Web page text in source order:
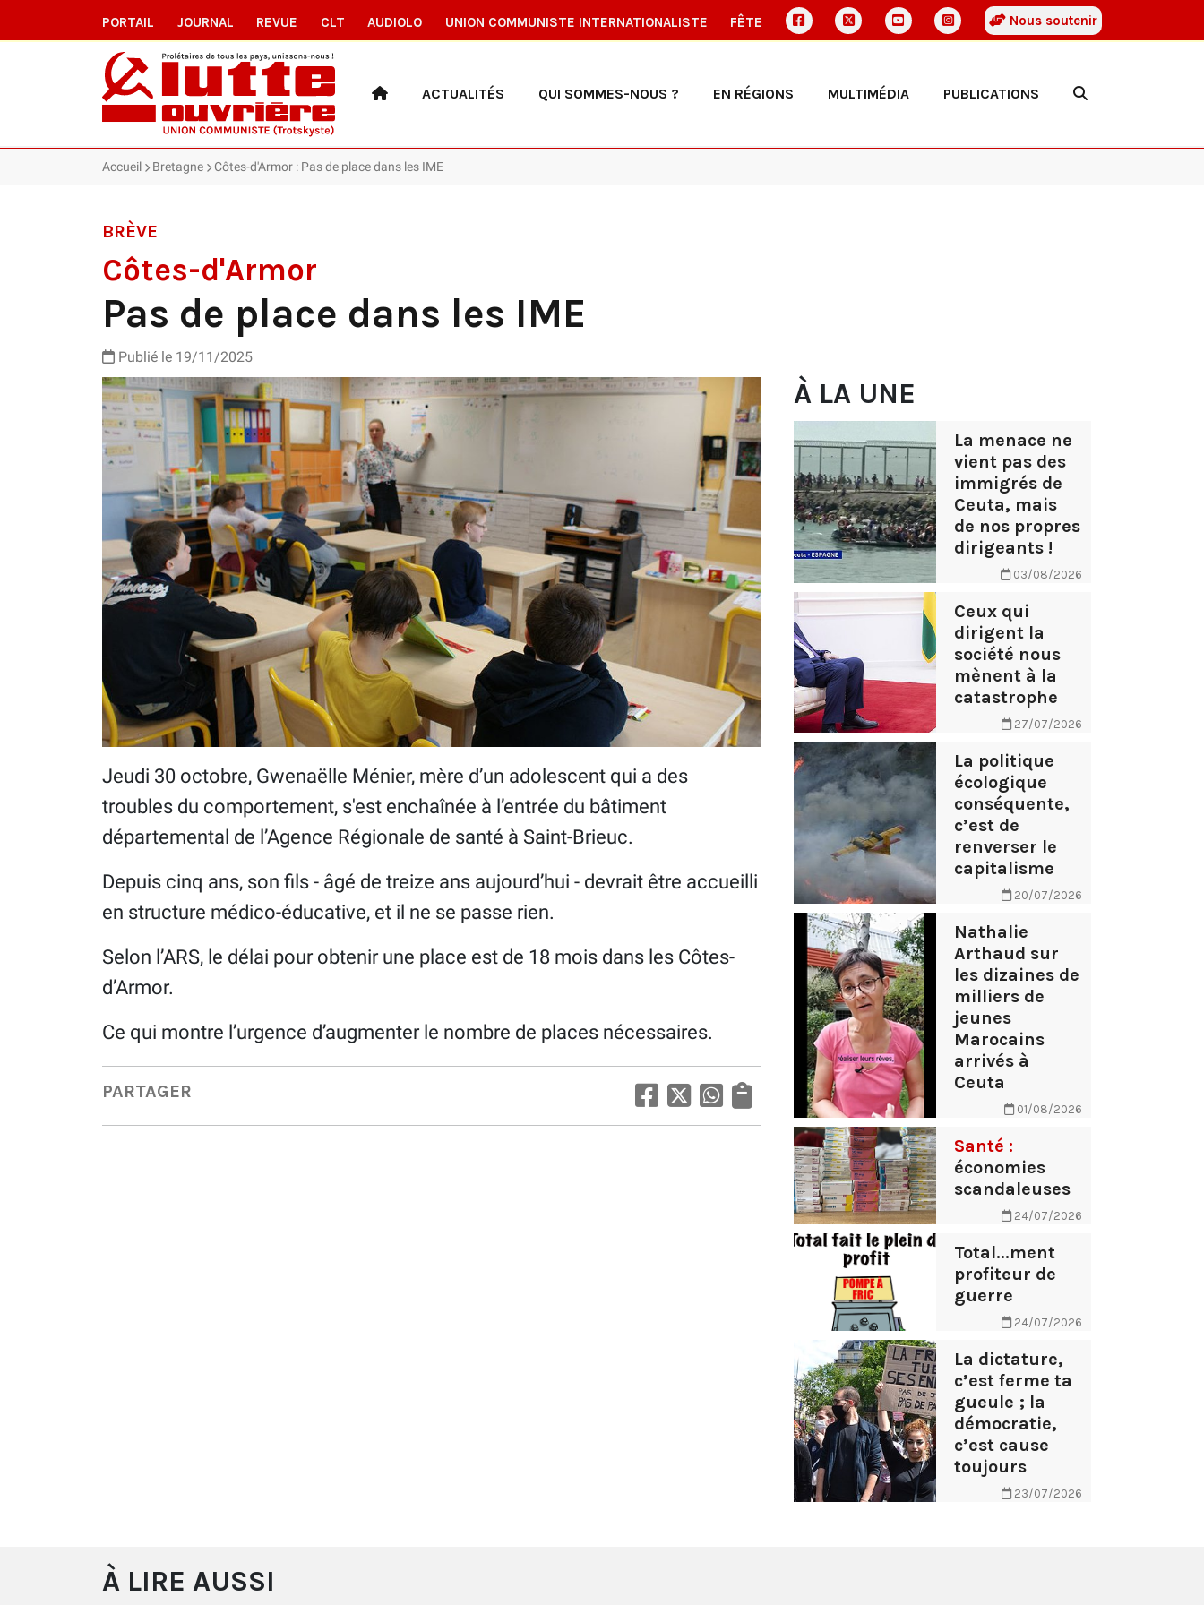
PORTAIL JOURNAL REVUE CLT AUDIOLO UNION COMMUNISTE INTERNATIONALISTE FÊTE Nous soutenir
ACTUALITÉS QUI SOMMES-NOUS ? EN RÉGIONS MULTIMÉDIA PUBLICATIONS
Accueil Bretagne Côtes-d'Armor : Pas de place dans les IME
BRÈVE
Côtes-d'Armor
Pas de place dans les IME
Publié le 19/11/2025
Jeudi 30 octobre, Gwenaëlle Ménier, mère d’un adolescent qui a des
troubles du comportement, s'est enchaînée à l’entrée du bâtiment
départemental de l’Agence Régionale de santé à Saint-Brieuc.
Depuis cinq ans, son fils - âgé de treize ans aujourd’hui - devrait être accueilli
en structure médico-éducative, et il ne se passe rien.
Selon l’ARS, le délai pour obtenir une place est de 18 mois dans les Côtes-
d’Armor.
Ce qui montre l’urgence d’augmenter le nombre de places nécessaires.
PARTAGER
À LA UNE
La menace ne
vient pas des
immigrés de
Ceuta, mais
de nos propres
dirigeants !
03/08/2026
Ceux qui
dirigent la
société nous
mènent à la
catastrophe
27/07/2026
La politique
écologique
conséquente,
c’est de
renverser le
capitalisme
20/07/2026
Nathalie
Arthaud sur
les dizaines de
milliers de
jeunes
Marocains
arrivés à
Ceuta
01/08/2026
Santé :
économies
scandaleuses
24/07/2026
Total...ment
profiteur de
guerre
24/07/2026
La dictature,
c’est ferme ta
gueule ; la
démocratie,
c’est cause
toujours
23/07/2026
À LIRE AUSSI